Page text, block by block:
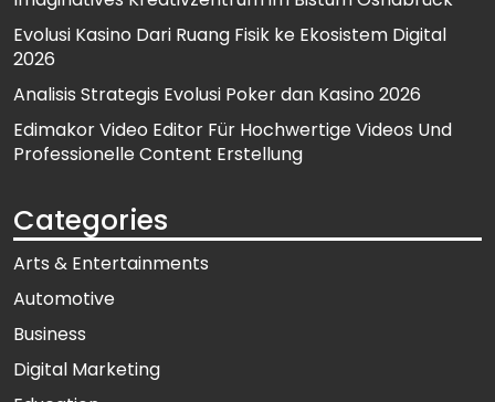
Evolusi Kasino Dari Ruang Fisik ke Ekosistem Digital
2026
Analisis Strategis Evolusi Poker dan Kasino 2026
Edimakor Video Editor Für Hochwertige Videos Und
Professionelle Content Erstellung
Categories
Arts & Entertainments
Automotive
Business
Digital Marketing